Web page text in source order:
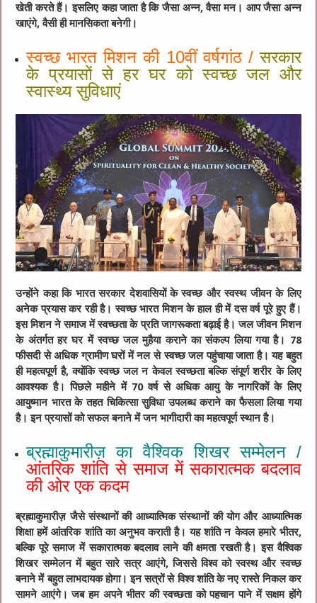
खेती करते हैं। इसलिए कहा जाता है कि जैसा अन्न, वैसा मन। आप जैसा अन्न
खाएंगे, वैसी ही मानसिकता बनेगी।
स्वच्छ भारत मिशन की 10वीं वर्षगांठ / सरकार
के प्रयासों से हर घर को स्वच्छ जल और
स्वास्थ्य सुविधाएं
उन्होंने कहा कि भारत सरकार देशवासियों के स्वच्छ और स्वस्थ जीवन के लिए
अनेक प्रयास कर रही है। स्वच्छ भारत मिशन के हाल ही में दस वर्ष पूरे हुए हैं।
इस मिशन ने समाज में स्वच्छता के प्रति जागरूकता बढ़ाई है। जल जीवन मिशन
के अंतर्गत हर घर में स्वच्छ जल मुहैया कराने का संकल्प लिया गया है। 78
फीसदी से अधिक ग्रामीण घरों में नल से स्वच्छ जल पहुंचाया जाता है। यह बहुत
ही महत्वपूर्ण है, क्योंकि स्वच्छ जल न केवल स्वच्छता बल्कि संपूर्ण शरीर के लिए
आवश्यक है। पिछले महीने में 70 वर्ष से अधिक आयु के नागरिकों के लिए
आयुष्मान भारत के तहत चिकित्सा सुविधा उपलब्ध कराने का फैसला लिया गया
है। इन प्रयासों को सफल बनाने में जन भागीदारी का महत्वपूर्ण स्थान है।
ब्रह्माकुमारीज़ का वैश्विक शिखर सम्मेलन /
आंतरिक शांति से समाज में सकारात्मक बदलाव
की ओर एक कदम
ब्रह्माकुमारीज़ जैसे संस्थानों की आध्यात्मिक संस्थानों की योग और आध्यात्मिक
शिक्षा हमें आंतरिक शांति का अनुभव कराती है। यह शांति न केवल हमारे भीतर,
बल्कि पूरे समाज में सकारात्मक बदलाव लाने की क्षमता रखती है। इस वैश्विक
शिखर सम्मेलन में बहुत सारे सत्र आएंगे, जिससे विश्व को स्वस्थ और स्वच्छ
बनाने में बहुत लाभदायक होगा। इन सत्रों से विश्व शांति के नए रास्ते निकल कर
सामने आएंगे। जब हम अपने भीतर की स्वच्छता को पहचान पाने में सक्षम होंगे